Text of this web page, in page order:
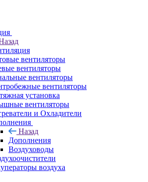
вентиляторы
вентиляторы
вентиляторы
вентиляторы
установка
вентиляторы
и Охладители
Назад
Дополнения
Воздуховоды
воздуха